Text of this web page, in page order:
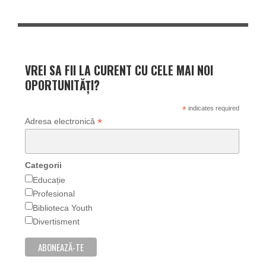
VREI SA FII LA CURENT CU CELE MAI NOI
OPORTUNITĂȚI?
*indicates required
Adresa electronică *
Categorii
Educație
Profesional
Biblioteca Youth
Divertisment